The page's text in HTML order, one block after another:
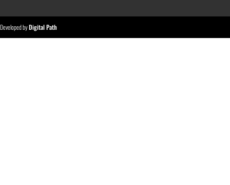
Developed byDigital Path